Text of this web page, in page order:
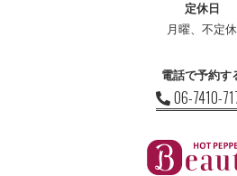
定休日
月曜、不定休
電話で予約す
06-7410-